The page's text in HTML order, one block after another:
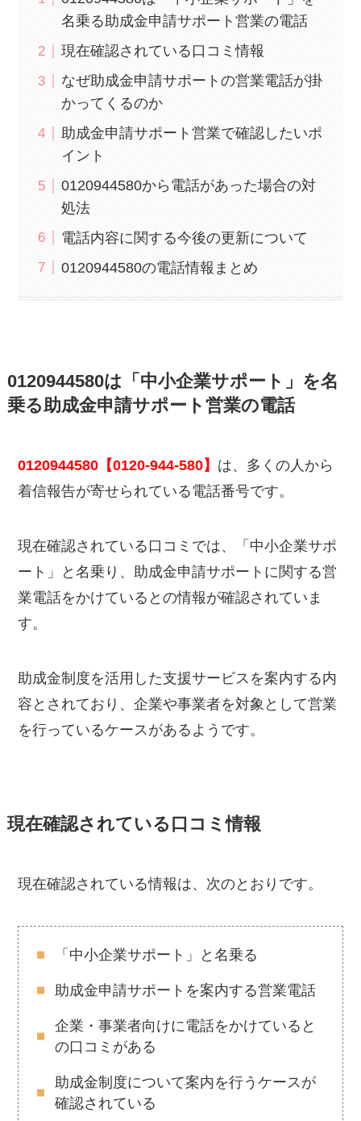
名乗る助成金申請サポート営業の電話
現在確認されている口コミ情報
なぜ助成金申請サポートの営業電話が掛
かってくるのか
助成金申請サポート営業で確認したいポ
イント
0120944580から電話があった場合の対
処法
電話内容に関する今後の更新について
0120944580の電話情報まとめ
0120944580は「中小企業サポート」を名
乗る助成金申請サポート営業の電話
0120944580【0120-944-580】 は、多くの人から
着信報告が寄せられている電話番号です。
現在確認されている口コミでは、「中小企業サポ
ート」と名乗り、助成金申請サポートに関する営
業電話をかけているとの情報が確認されていま
す。
助成金制度を活用した支援サービスを案内する内
容とされており、企業や事業者を対象として営業
を行っているケースがあるようです。
現在確認されている口コミ情報
現在確認されている情報は、次のとおりです。
「中小企業サポート」と名乗る
助成金申請サポートを案内する営業電話
企業・事業者向けに電話をかけていると
の口コミがある
助成金制度について案内を行うケースが
確認されている